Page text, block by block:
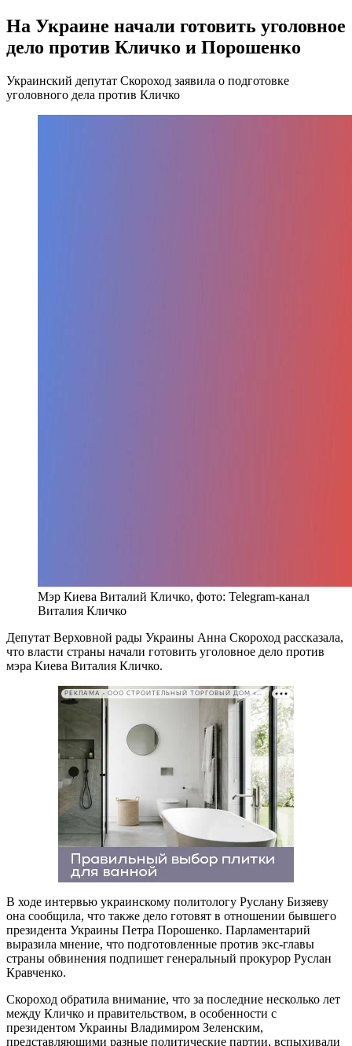
На Украине начали готовить уголовное
дело против Кличко и Порошенко
Украинский депутат Скороход заявила о подготовке
уголовного дела против Кличко
Мэр Киева Виталий Кличко, фото: Telegram-канал
Виталия Кличко
Депутат Верховной рады Украины Анна Скороход рассказала,
что власти страны начали готовить уголовное дело против
мэра Киева Виталия Кличко.
РЕКЛАМА • ООО СТРОИТЕЛЬНЫЙ ТОРГОВЫЙ ДОМ «ПЕТРОВИЧ». ИНН: 7802348846
В ходе интервью украинскому политологу Руслану Бизяеву
она сообщила, что также дело готовят в отношении бывшего
президента Украины Петра Порошенко. Парламентарий
выразила мнение, что подготовленные против экс-главы
страны обвинения подпишет генеральный прокурор Руслан
Кравченко.
Скороход обратила внимание, что за последние несколько лет
между Кличко и правительством, в особенности с
президентом Украины Владимиром Зеленским,
представляющими разные политические партии, вспыхивали